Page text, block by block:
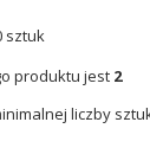
sztuk
produktu jest 2
liczby